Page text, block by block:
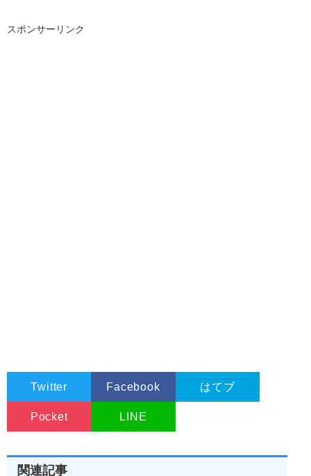
スポンサーリンク
Twitter Facebook はてブ
Pocket LINE
関連記事